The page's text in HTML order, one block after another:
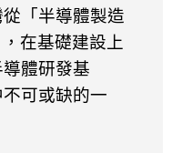
「半導體製造
在基礎建設上
體研發基
可或缺的一